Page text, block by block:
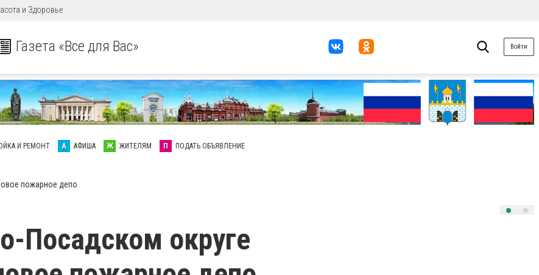
и Здоровье
Газета «Все для Вас» Войти
И РЕМОНТ А АФИША Ж ЖИТЕЛЯМ П ПОДАТЬ ОБЪЯВЛЕНИЕ
пожарное депо
Посадском округе